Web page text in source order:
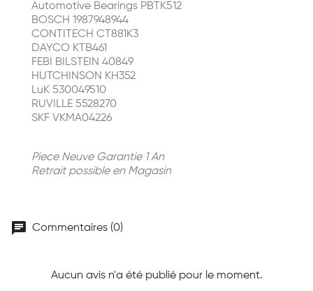
Automotive Bearings PBTK512
BOSCH 1987948944
CONTITECH CT881K3
DAYCO KTB461
FEBI BILSTEIN 40849
HUTCHINSON KH352
LuK 530049510
RUVILLE 5528270
SKF VKMA04226
Piece Neuve Garantie 1 An
Retrait possible en Magasin
chat Commentaires (0)
Aucun avis n'a été publié pour le moment.